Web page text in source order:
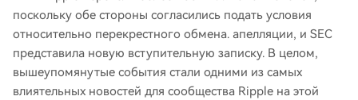
поскольку обе стороны согласились подать условия
относительно перекрестного обмена. апелляции, и SEC
представила новую вступительную записку. В целом,
вышеупомянутые события стали одними из самых
влиятельных новостей для сообщества Ripple на этой